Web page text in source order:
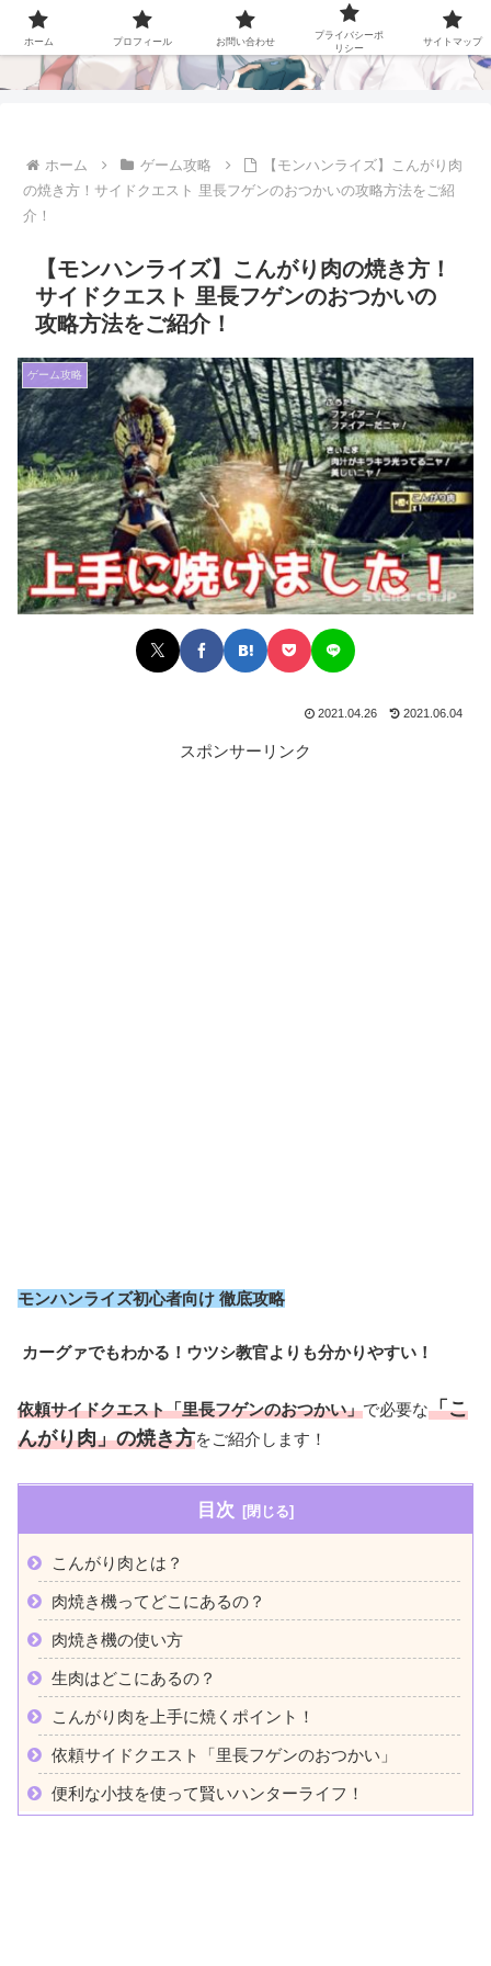
ステラch
ホーム ゲーム攻略
【モンハンライズ】こんがり肉
の焼き方！サイドクエスト 里長フゲンのおつかいの攻略方法をご紹
介！
【モンハンライズ】こんがり肉の焼き方！
サイドクエスト 里長フゲンのおつかいの
攻略方法をご紹介！
ゲーム攻略
2021.04.26 2021.06.04
スポンサーリンク
モンハンライズ初心者向け 徹底攻略
カーグァでもわかる！ウツシ教官よりも分かりやすい！
依頼サイドクエスト「里長フゲンのおつかい」で必要な「こ
んがり肉」の焼き方をご紹介します！
目次
こんがり肉とは？
肉焼き機ってどこにあるの？
肉焼き機の使い方
生肉はどこにあるの？
こんがり肉を上手に焼くポイント！
依頼サイドクエスト「里長フゲンのおつかい」
便利な小技を使って賢いハンターライフ！
ホーム プロフィール お問い合わせ
プライバシーポ
リシー
サイトマップ